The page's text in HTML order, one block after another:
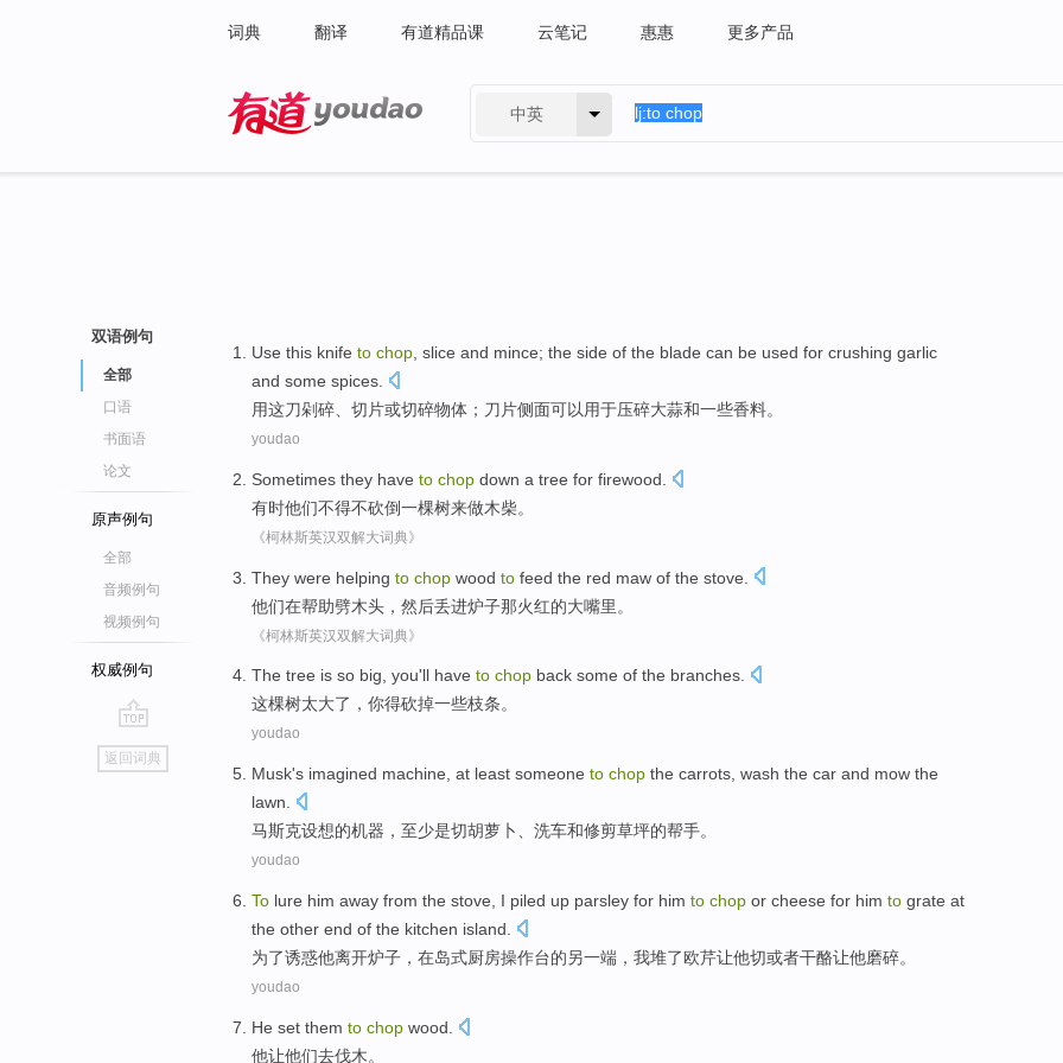
词典 翻译 有道精品课 云笔记 惠惠 更多产品
中英
双语例句
全部
口语
书面语
论文
原声例句
全部
音频例句
视频例句
权威例句
go
top
返回词典
Use this knife to chop slice and mince; the side of the blade can be used for crushing garlic
and some spices
用这刀剁碎 切片或切碎物体 ； 刀片侧面可以 用于压碎大蒜和一些香料。
youdao
Sometimes they have to chop down a tree for firewood
有时他们不得不砍倒一棵树来做木柴。
《柯林斯英汉双解大词典》
They were helping to chop wood to feed the red maw of the stove
他们在帮助劈木头 ，然后丢进炉子那火红的大嘴里。
《柯林斯英汉双解大词典》
The tree is so big, you'll have to chop back some of the branches.
这棵树太大了， 你得砍掉一些枝条。
youdao
Musk's imagined machine at least someone to chop the carrots wash the car and mow the
lawn
马斯克设想的机器 ， 至少是切胡萝卜 洗车和修剪草坪的帮手。
youdao
To lure him away from the stove I piled up parsley for him to chop or cheese for him to grate at
the other end of the kitchen island
为了诱惑他离开炉子 ， 在岛式厨房操作台的另一端 ， 我堆了欧芹让他切或者干酪让他磨碎。
youdao
He set them to chop wood
他让他们去伐木。